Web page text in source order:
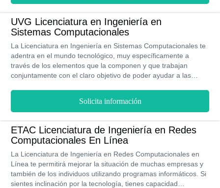
UVG Licenciatura en Ingeniería en
Sistemas Computacionales
La Licenciatura en Ingeniería en Sistemas Computacionales te
adentra en el mundo tecnológico, muy específicamente a
través de los elementos que la componen y que trabajan
conjuntamente con el claro objetivo de poder ayudar a las
te quedes sin estudiar, por medio de esta modalidad, podrás
continuar tus tareas diarias y laborales sin dejar a un lado tus
estudios, con un fácil acceso a clases virtuales con la mejor
asesoría y contenido disponible para ustedes 24/7. Como
aspirante es ideal que poseas los siguientes gustos y
habilidades: de comunicación, gusto por las matemáticas,
pasión por la tecnología y capacidad de análisis.
Solicita información
ETAC Licenciatura de Ingeniería en Redes
Computacionales En Línea
La Licenciatura de Ingeniería en Redes Computacionales en
Línea te permitirá mejorar la situación de muchas empresas y
también de los individuos utilizando programas informáticos. Si
sientes inclinación por la tecnología, tienes capacidad